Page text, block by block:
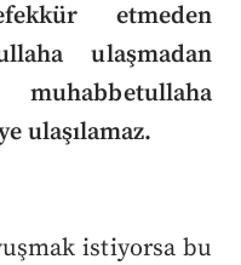
etmeden
ulaşmadan
ulaşılamaz.
istiyorsa bu